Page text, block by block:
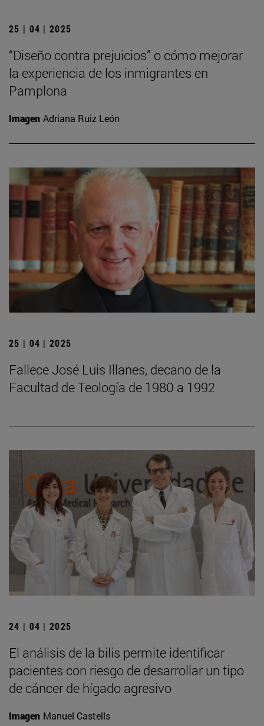
25 | 04 | 2025
“Diseño contra prejuicios” o cómo mejorar
la experiencia de los inmigrantes en
Pamplona
Imagen Adriana Ruiz León
25 | 04 | 2025
Fallece José Luis Illanes, decano de la
Facultad de Teología de 1980 a 1992
24 | 04 | 2025
El análisis de la bilis permite identificar
pacientes con riesgo de desarrollar un tipo
de cáncer de hígado agresivo
Imagen Manuel Castells